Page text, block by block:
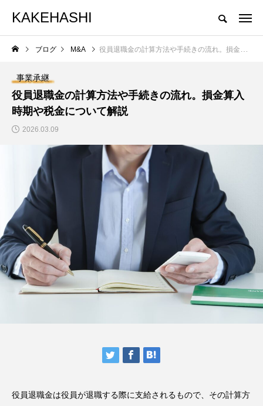
KAKEHASHI
ブログ M&A 役員退職金の計算方法や手続きの流れ。損金算入時期や税金について解説
事業承継
役員退職金の計算方法や手続きの流れ。損金算入
時期や税金について解説
2026.03.09
役員退職金は役員が退職する際に支給されるもので、その計算方